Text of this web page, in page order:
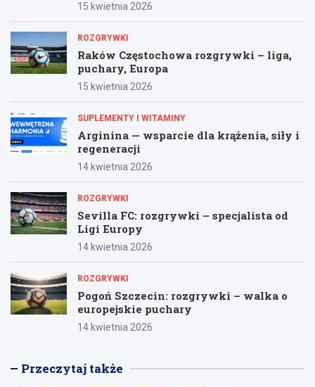
15 kwietnia 2026
ROZGRYWKI
Raków Częstochowa rozgrywki – liga,
puchary, Europa
15 kwietnia 2026
SUPLEMENTY I WITAMINY
Arginina — wsparcie dla krążenia, siły i
regeneracji
14 kwietnia 2026
ROZGRYWKI
Sevilla FC: rozgrywki – specjalista od
Ligi Europy
14 kwietnia 2026
ROZGRYWKI
Pogoń Szczecin: rozgrywki – walka o
europejskie puchary
14 kwietnia 2026
Przeczytaj także